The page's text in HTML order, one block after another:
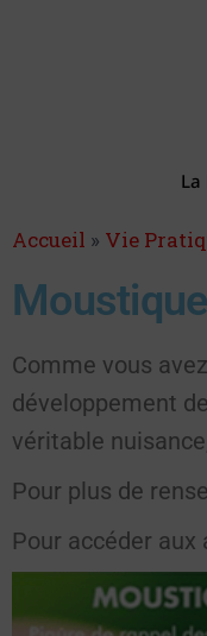
Accueil » Vie
Comme vous
développement
véritable
Pour plus de
Pour accéder